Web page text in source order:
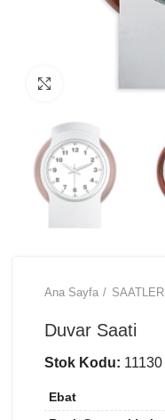
Ana Sayfa SAATLER
Duvar Saati
Stok Kodu: 11130
Ebat